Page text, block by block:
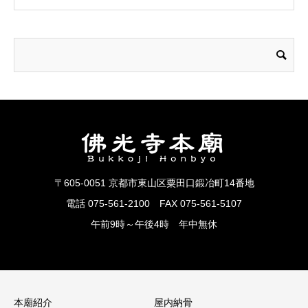
〒605-0051 京都市東山区粟田口鍛冶町14番地
電話 075-561-2100 FAX 075-561-5107
午前9時～午後4時 年中無休
本廟紹介 屋内納骨